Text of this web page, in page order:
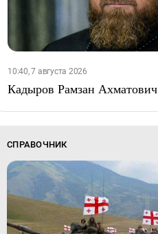
10:40, 7 августа 2026
Кадыров Рамзан Ахматович
СПРАВОЧНИК